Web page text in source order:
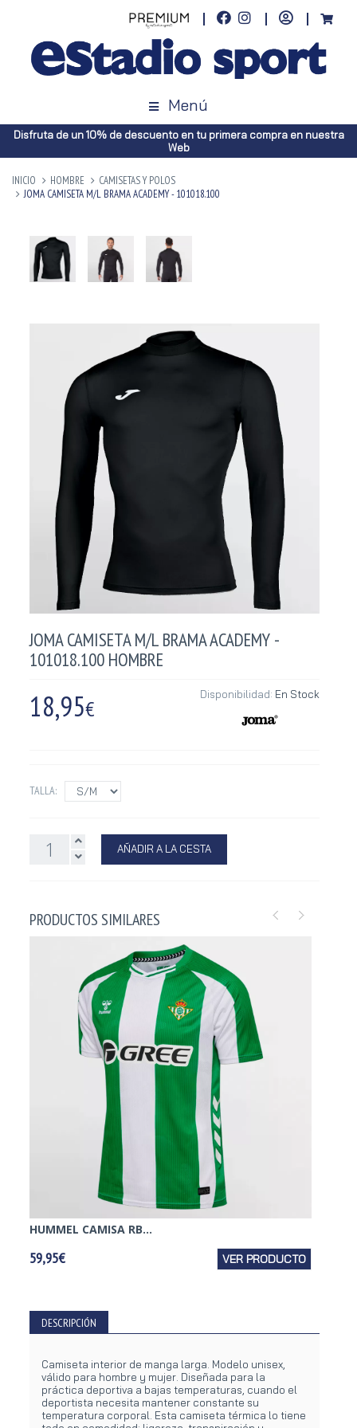
Menú
Disfruta de un 10% de descuento en tu primera compra en nuestra
Web
INICIO HOMBRE
CAMISETAS Y POLOS
JOMA CAMISETA M/L BRAMA ACADEMY - 101018.100
JOMA CAMISETA M/L BRAMA ACADEMY -
101018.100 HOMBRE
18,95€
Disponibilidad: En Stock
TALLA:
AÑADIR A LA CESTA
PRODUCTOS SIMILARES
HUMMEL CAMISA RB...
59,95€ VER PRODUCTO
DESCRIPCIÓN
Camiseta interior de manga larga. Modelo unisex,
válido para hombre y mujer. Diseñada para la
práctica deportiva a bajas temperaturas, cuando el
deportista necesita mantener constante su
temperatura corporal. Esta camiseta térmica lo tiene